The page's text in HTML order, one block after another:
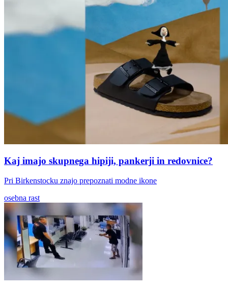
Kaj imajo skupnega hipiji, pankerji in redovnice?
Pri Birkenstocku znajo prepoznati modne ikone
osebna rast